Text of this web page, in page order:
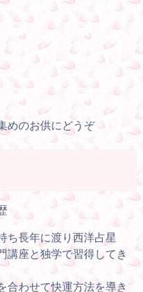
めのお供にどうぞ
ち長年に渡り西洋占星
講座と独学で習得してき
合わせて快運方法を導き